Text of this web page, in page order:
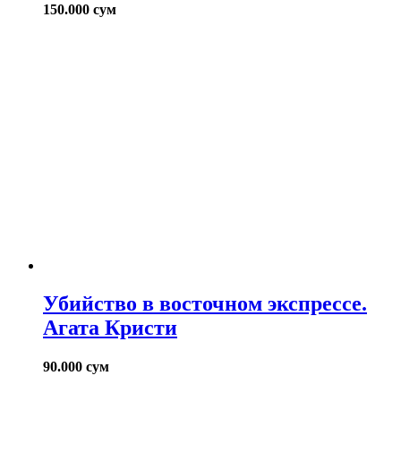
150.000 сум
Убийство в восточном экспрессе.
Агата Кристи
90.000 сум